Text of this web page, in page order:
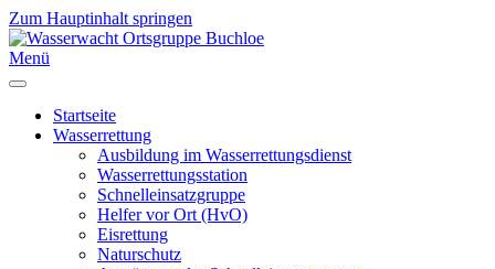
Zum Hauptinhalt springen
Menü
Startseite
Wasserrettung
Ausbildung im Wasserrettungsdienst
Wasserrettungsstation
Schnelleinsatzgruppe
Helfer vor Ort (HvO)
Eisrettung
Naturschutz